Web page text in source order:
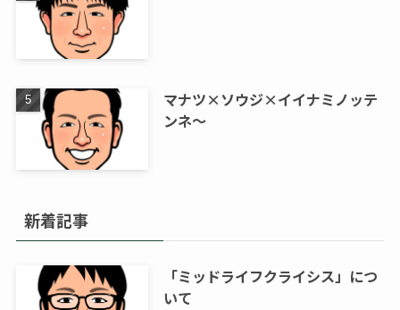
マナツ×ソウジ×イイナミノッテ
ンネ～
新着記事
「ミッドライフクライシス」につ
いて